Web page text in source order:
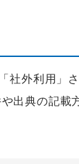
社外利用」
出典の記載